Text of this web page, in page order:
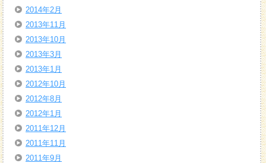
2014年2月
2013年11月
2013年10月
2013年3月
2013年1月
2012年10月
2012年8月
2012年1月
2011年12月
2011年11月
2011年9月